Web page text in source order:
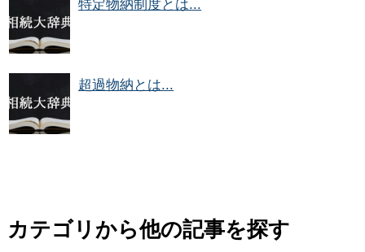
特定物納制度とは...
超過物納とは...
カテゴリから他の記事を探す